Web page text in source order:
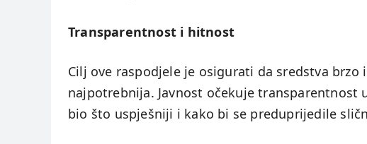
Transparentnost i hitnost
Cilj ove raspodjele je osigurati da sredstva
najpotrebnija. Javnost očekuje
bio što uspješniji i kako bi se preduprijedile